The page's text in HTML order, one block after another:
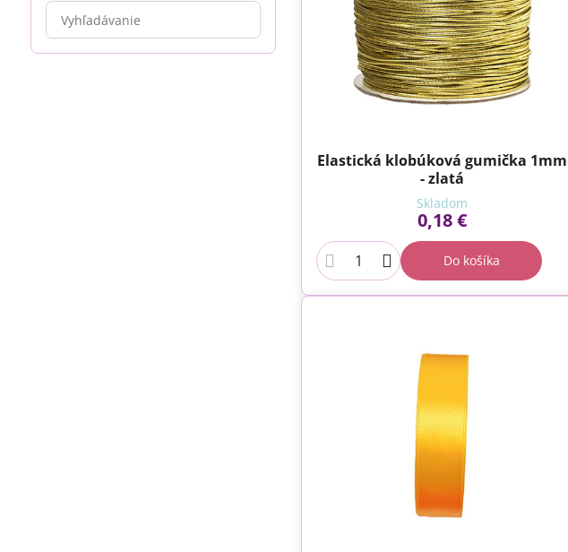
Elastická klobúková gumička 1mm
- zlatá
Skladom
0,18 €
Do košíka
Prehľadať
výsledky
filtra